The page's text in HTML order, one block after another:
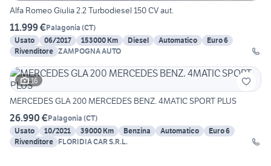
Alfa Romeo Giulia 2.2 Turbodiesel 150 CV aut.
11.999 €Palagonia (CT)
Usato
06/2017 153000 Km Diesel Automatico
Euro 6
Rivenditore ZAMPOGNA AUTO
16
MERCEDES GLA 200 MERCEDES BENZ. 4MATIC SPORT PLUS
26.990 €Palagonia (CT)
Usato
10/2021 39000 Km Benzina Automatico
Euro 6
Rivenditore FLORIDIA CAR S.R.L.